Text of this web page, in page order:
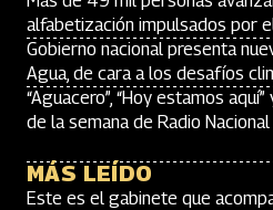
alfabetización impulsados por
Gobierno nacional presenta
Agua, de cara a los desafíos
“Aguacero”, “Hoy estamos
de la semana de Radio
MÁS LEÍDO
Este es el gabinete que